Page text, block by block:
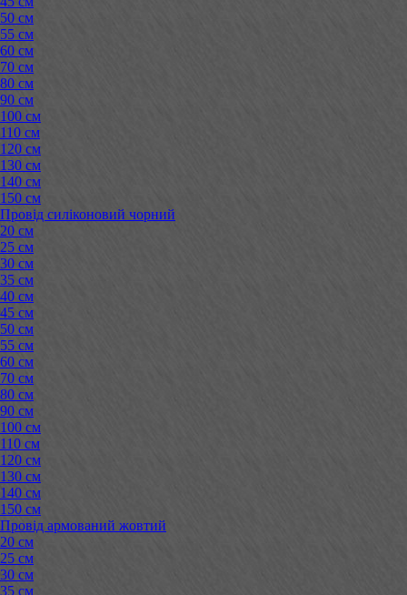
50 см
55 см
60 см
70 см
80 см
90 см
100 см
110 см
120 см
130 см
140 см
150 см
Провід силіконовий чорний
20 см
25 см
30 см
35 см
40 см
45 см
50 см
55 см
60 см
70 см
80 см
90 см
100 см
110 см
120 см
130 см
140 см
150 см
Провід армований жовтий
20 см
25 см
30 см
35 см